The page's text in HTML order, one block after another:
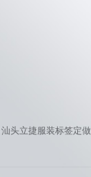
头立捷服装标签定做